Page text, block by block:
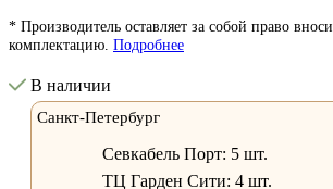
* Производитель оставляет за собой право
комплектацию. Подробнее
В наличии
Санкт-Петербург
Севкабель Порт: 5 шт.
ТЦ Гарден Сити: 4 шт.